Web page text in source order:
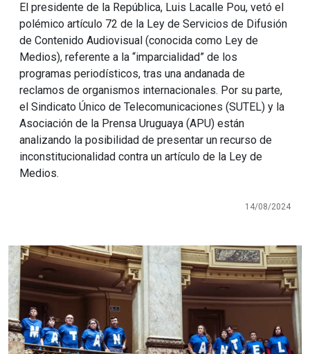
El presidente de la República, Luis Lacalle Pou, vetó el
polémico artículo 72 de la Ley de Servicios de Difusión
de Contenido Audiovisual (conocida como Ley de
Medios), referente a la “imparcialidad” de los
programas periodísticos, tras una andanada de
reclamos de organismos internacionales. Por su parte,
el Sindicato Único de Telecomunicaciones (SUTEL) y la
Asociación de la Prensa Uruguaya (APU) están
analizando la posibilidad de presentar un recurso de
inconstitucionalidad contra un artículo de la Ley de
Medios.
14/08/2024
Imagen